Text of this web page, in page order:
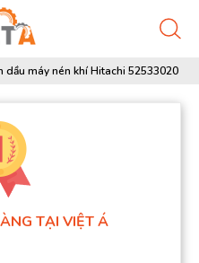
dầu máy nén khí Hitachi 52533020
TẠI VIỆT Á